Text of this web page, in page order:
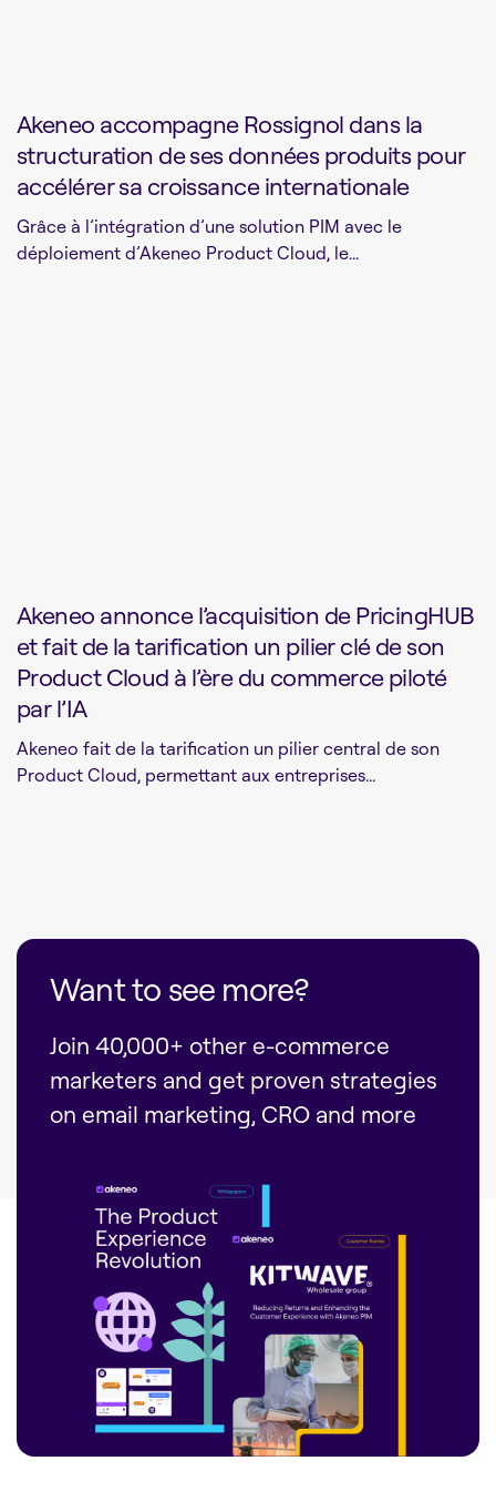
Akeneo accompagne Rossignol dans la
structuration de ses données produits pour
accélérer sa croissance internationale
Grâce à l’intégration d’une solution PIM avec le
déploiement d’Akeneo Product Cloud, le...
Akeneo annonce l’acquisition de PricingHUB
et fait de la tarification un pilier clé de son
Product Cloud à l’ère du commerce piloté
par l’IA
Akeneo fait de la tarification un pilier central de son
Product Cloud, permettant aux entreprises...
Want to see more?
Join 40,000+ other e-commerce
marketers and get proven strategies
on email marketing, CRO and more